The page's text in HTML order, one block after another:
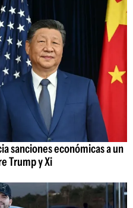
sanciones económicas a un
Trump y Xi